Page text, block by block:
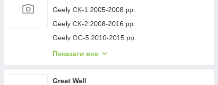
Geely CK-1 2005-2008 рр.
Geely CK-2 2008-2016 рр.
Geely GC-5 2010-2015 рр.
Geely GC-6 2014-2020 рр.
Geely Emgrand EC7 2009- рр.
Показати все
Great Wall